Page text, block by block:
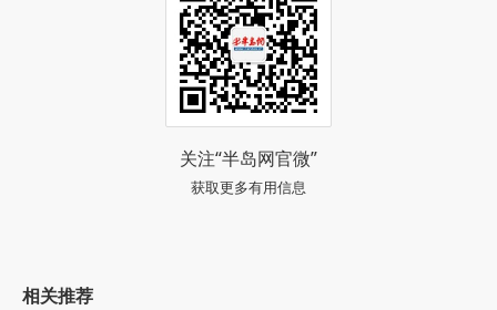
关注“半岛网官微”
获取更多有用信息
相关推荐